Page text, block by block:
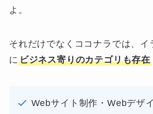
よ。
それだけでなくココナラでは、イ
にビジネス寄りのカテゴリも存在
Webサイト制作・Webデザ